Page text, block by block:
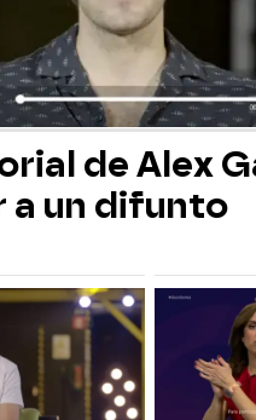
de Alex
a un difunto